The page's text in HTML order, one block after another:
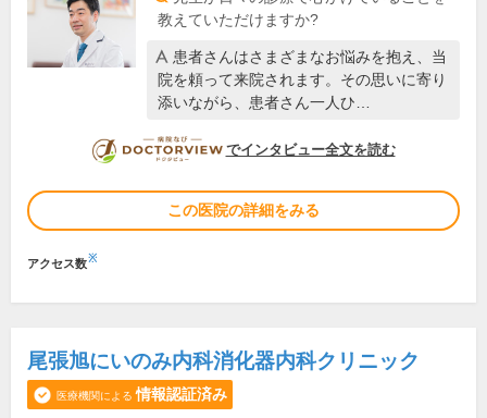
教えていただけますか?
患者さんはさまざまなお悩みを抱え、当
院を頼って来院されます。その思いに寄り
添いながら、患者さん一人ひ…
DOCTORVIEW
でインタビュー全文を読む
この医院の詳細をみる
アクセス数※
尾張旭にいのみ内科消化器内科クリニック
医療機関による 情報認証済み